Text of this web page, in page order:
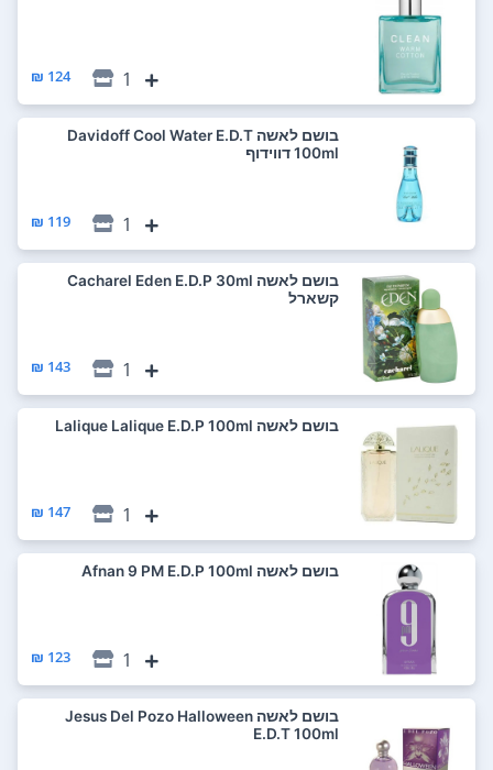
1
124 ₪
בושם לאשה Davidoff Cool Water E.D.T
100ml דווידוף
1
119 ₪
בושם לאשה Cacharel Eden E.D.P 30ml
קשארל
1
143 ₪
בושם לאשה Lalique Lalique E.D.P 100ml
1
147 ₪
בושם לאשה Afnan 9 PM E.D.P 100ml
1
123 ₪
בושם לאשה Jesus Del Pozo Halloween
E.D.T 100ml